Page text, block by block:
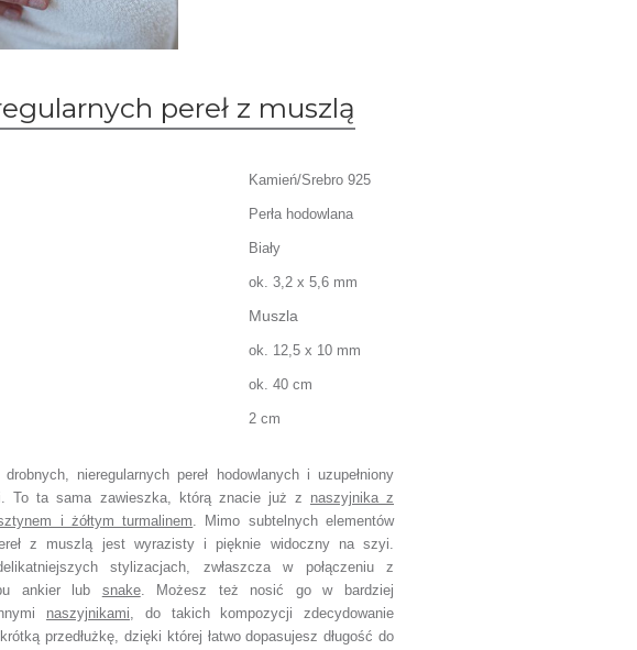
pereł z muszlą
Kamień/Srebro 925
Perła hodowlana
Biały
ok. 3,2 x 5,6 mm
Muszla
ok. 12,5 x 10 mm
ok. 40 cm
2 cm
nieregularnych pereł hodowlanych i uzupełniony
To ta sama zawieszka, którą znacie już z naszyjnika z
i żółtym turmalinem. Mimo subtelnych elementów
z muszlą jest wyrazisty i pięknie widoczny na szyi.
stylizacjach, zwłaszcza w połączeniu z
ankier lub snake. Możesz też nosić go w bardziej
naszyjnikami, do takich kompozycji zdecydowanie
przedłużkę, dzięki której łatwo dopasujesz długość do